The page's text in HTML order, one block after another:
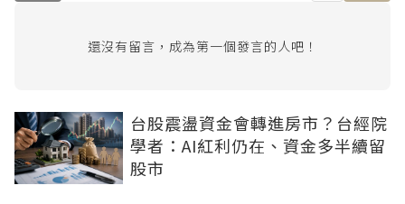
還沒有留言，成為第一個發言的人吧！
台股震盪資金會轉進房市？台經院
學者：AI紅利仍在、資金多半續留
股市